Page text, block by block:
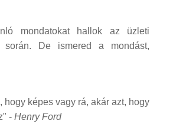
mondatokat hallok az üzleti
során. De ismered a mondást,
hogy képes vagy rá, akár azt, hogy
- Henry Ford